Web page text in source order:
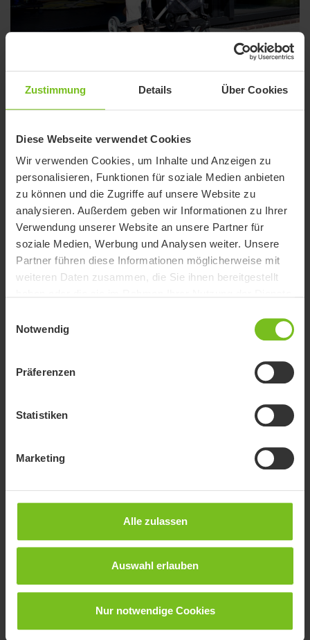
Zustimmung Details Über Cookies
Diese Webseite verwendet Cookies
Wir verwenden Cookies, um Inhalte und Anzeigen zu
personalisieren, Funktionen für soziale Medien anbieten
zu können und die Zugriffe auf unsere Website zu
analysieren. Außerdem geben wir Informationen zu Ihrer
Verwendung unserer Website an unsere Partner für
soziale Medien, Werbung und Analysen weiter. Unsere
Partner führen diese Informationen möglicherweise mit
weiteren Daten zusammen, die Sie ihnen bereitgestellt
Notwendig
Präferenzen
Statistiken
Marketing
Alle zulassen
Auswahl erlauben
Nur notwendige Cookies
Schwellenrampen
Systemrampen
Für jeden Bedarf eine passende und wirtschaftliche Lösung.